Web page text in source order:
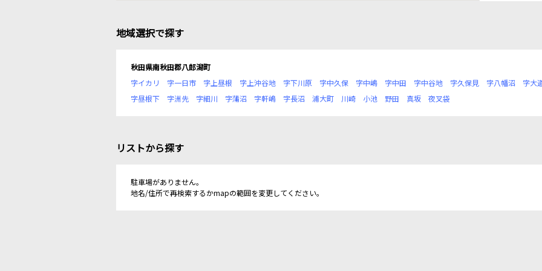
地域選択で探す
秋田県南秋田郡八郎潟町
字イカリ
字一日市 字上昼根 字上沖谷地 字下川原 字中久保 字中嶋 字中田 字中谷地 字久保見 字八幡沼 字大
字昼根下
字洲先 字細川 字蒲沼 字軒嶋 字長沼 浦大町 川崎 小池 野田 真坂 夜叉袋
リストから探す
駐車場がありません。
地名/住所で再検索するかmapの範囲を変更してください。